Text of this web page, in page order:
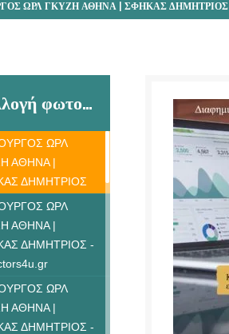
ΩΡΛ ΓΚΥΖΗ ΑΘΗΝΑ | ΣΦΗΚΑΣ ΔΗΜΗΤΡΙΟΣ
Συλλογή φωτογραφιών
ΩΡΛ
ΑΘΗΝΑ |
ΔΗΜΗΤΡΙΟΣ
ΩΡΛ
ΑΘΗΝΑ |
ΔΗΜΗΤΡΙΟΣ -
ΩΡΛ
ΑΘΗΝΑ |
ΔΗΜΗΤΡΙΟΣ -